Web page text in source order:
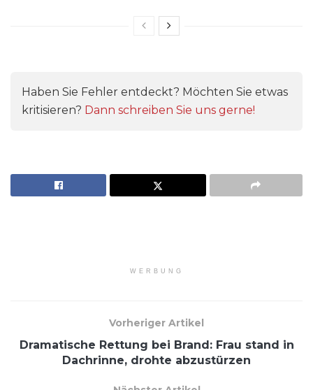
Haben Sie Fehler entdeckt? Möchten Sie etwas
kritisieren? Dann schreiben Sie uns gerne!
WERBUNG
Vorheriger Artikel
Dramatische Rettung bei Brand: Frau stand in
Dachrinne, drohte abzustürzen